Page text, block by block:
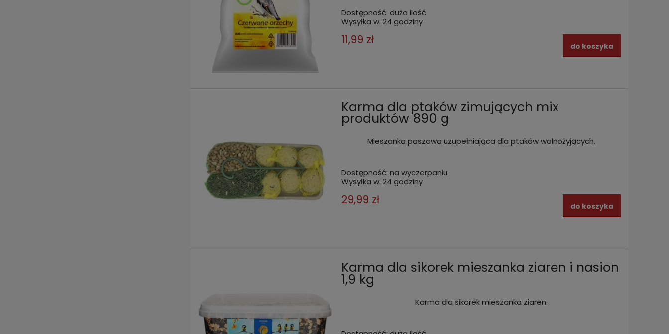
Dostępność: duża ilość
Wysyłka w: 24 godziny
11,99 zł do koszyka
Karma dla ptaków zimujących mix
produktów 890 g
Mieszanka paszowa uzupełniająca dla ptaków wolnożyjących.
Dostępność: na wyczerpaniu
Wysyłka w: 24 godziny
29,99 zł do koszyka
Karma dla sikorek mieszanka ziaren i nasion
1,9 kg
Karma dla sikorek mieszanka ziaren.